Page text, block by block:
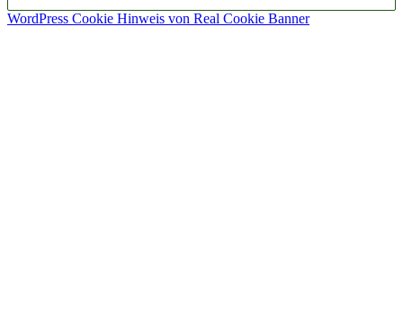
WordPress Cookie Hinweis von Real Cookie Banner